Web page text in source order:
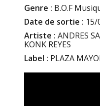
Genre : B.O.F
Date de sortie : 15/
Artiste : ANDRES
KONK REYES
Label : PLAZA